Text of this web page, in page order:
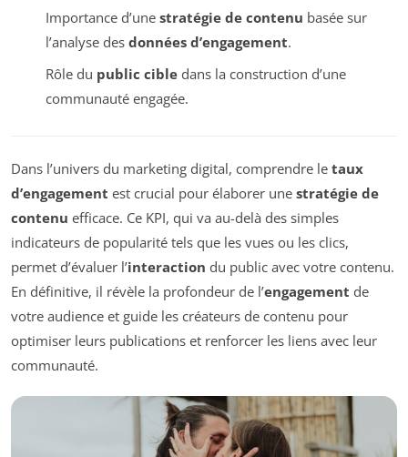
Importance d’une stratégie de contenu basée sur
l’analyse des données d’engagement.
Rôle du public cibledans la construction d’une
communauté engagée.
Dans l’univers du marketing digital, comprendre le taux
d’engagement est crucial pour élaborer une stratégie de
contenu efficace. Ce KPI, qui va au-delà des simples
indicateurs de popularité tels que les vues ou les clics,
permet d’évaluer l’interaction du public avec votre contenu.
En définitive, il révèle la profondeur de l’engagement de
votre audience et guide les créateurs de contenu pour
optimiser leurs publications et renforcer les liens avec leur
communauté.